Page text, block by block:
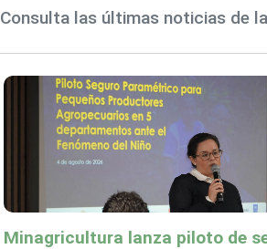
Consulta las últimas noticias de